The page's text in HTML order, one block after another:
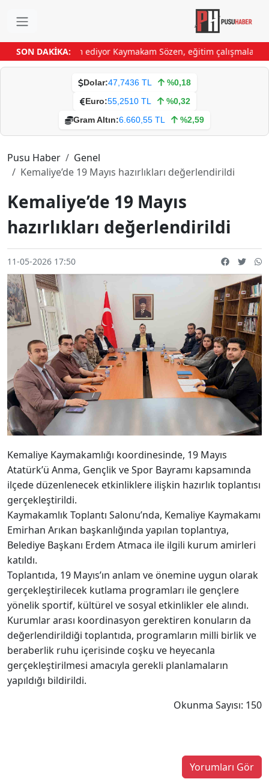
SON DAKİKA:devam ediyorKaymakam Sözen, eğitim çalışmalarını
Dolar:47,7436 TL
%0,18
Euro:55,2510 TL
%0,32
Gram Altın:6.660,55 TL %2,59
Pusu Haber
Genel
Kemaliye’de 19 Mayıs hazırlıkları değerlendirildi
Kemaliye’de 19 Mayıs
hazırlıkları değerlendirildi
11-05-2026 17:50
Kemaliye Kaymakamlığı koordinesinde, 19 Mayıs
Atatürk’ü Anma, Gençlik ve Spor Bayramı kapsamında
ilçede düzenlenecek etkinliklere ilişkin hazırlık toplantısı
gerçekleştirildi.
Kaymakamlık Toplantı Salonu’nda, Kemaliye Kaymakamı
Emirhan Arıkan başkanlığında yapılan toplantıya,
Belediye Başkanı Erdem Atmaca ile ilgili kurum amirleri
katıldı.
Toplantıda, 19 Mayıs’ın anlam ve önemine uygun olarak
gerçekleştirilecek kutlama programları ile gençlere
yönelik sportif, kültürel ve sosyal etkinlikler ele alındı.
Kurumlar arası koordinasyon gerektiren konuların da
değerlendirildiği toplantıda, programların milli birlik ve
beraberlik ruhu içerisinde coşku ve heyecanla
gerçekleştirilmesi amacıyla gerekli planlamaların
yapıldığı bildirildi.
Okunma Sayısı: 150
Yorumları Gör